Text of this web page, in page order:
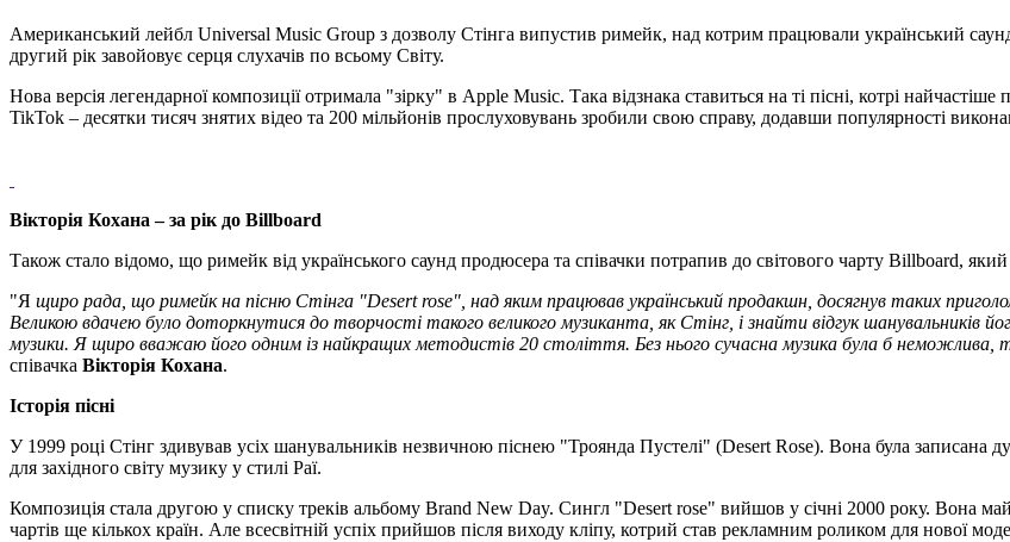
Американський лейбл Universal Music Group з дозволу Стінга випустив римейк, над котрим працювали український
другий рік завойовує серця слухачів по всьому Світу.
Нова версія легендарної композиції отримала "зірку" в Apple Music. Така відзнака ставиться на ті пісні, котрі
TikTok – десятки тисяч знятих відео та 200 мільйонів прослуховувань зробили свою справу, додавши популярності
Вікторія Кохана – за рік до Billboard
Також стало відомо, що римейк від українського саунд продюсера та співачки потрапив до світового чарту Billboard,
"Я щиро рада, що римейк на пісню Стінга "Desert rose", над яким працював український продакшн, досягнув таких
Великою вдачею було доторкнутися до творчості такого великого музиканта, як Стінг, і знайти відгук шанувальників
музики. Я щиро вважаю його одним із найкращих методистів 20 століття. Без нього сучасна музика була б неможлива,
співачка Вікторія Кохана.
Історія пісні
У 1999 році Стінг здивував усіх шанувальників незвичною піснею "Троянда Пустелі" (Desert Rose). Вона була
для західного світу музику у стилі Раї.
Композиція стала другою у списку треків альбому Brand New Day. Сингл "Desert rose" вийшов у січні 2000 року. Вона
чартів ще кількох країн. Але всесвітній успіх прийшов після виходу кліпу, котрий став рекламним роликом для нової